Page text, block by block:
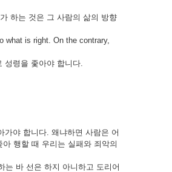
하는 것은 그 사람의 삶의 방향
what is right. On the contrary,
성령을 좇아야 합니다.
야 합니다. 왜냐하면 사람은 어
행할 때 우리는 실패와 죄악의
바 선은 하지 아니하고 도리어